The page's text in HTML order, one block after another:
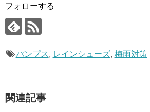
フォローする
パンプス, レインシューズ, 梅雨対策
関連記事